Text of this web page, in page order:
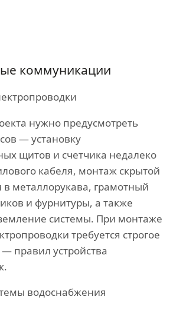
коммуникации
нужно предусмотреть
— установку
щитов и счетчика недалеко
кабеля, монтаж скрытой
в металлорукава, грамотный
и фурнитуры, а также
системы. При монтаже
требуется строгое
правил устройства
водоснабжения